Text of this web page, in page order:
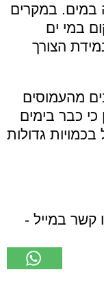
במים. במקרים
במי ים
הצורך
מהעמוסים
כבר בימים
גדולות
קשר במייל -